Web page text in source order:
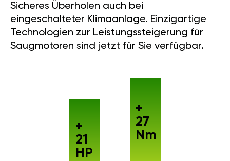
Sicheres Überholen auch bei
eingeschalteter Klimaanlage. Einzigartige
Technologien zur Leistungssteigerung für
Saugmotoren sind jetzt für Sie verfügbar.
+
21
HP
+
27
Nm